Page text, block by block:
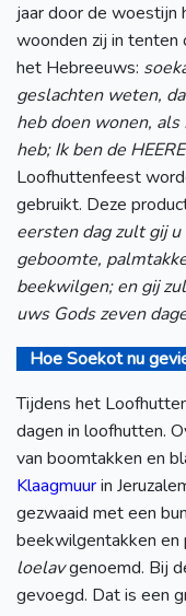
jaar door de woestijn
woonden zij in
het Hebreeuws:
geslachten weten,
heb doen wonen,
heb; Ik ben de
Loofhuttenfeest
gebruikt. Deze
eersten dag zult gij
geboomte,
beekwilgen; en gij
uws Gods zeven
Hoe Soekot nu
Tijdens het
dagen in loofhutten.
van boomtakken en
Klaagmuurin
gezwaaid met een
beekwilgentakken en
loelavgenoemd. Bij
gevoegd. Dat is een